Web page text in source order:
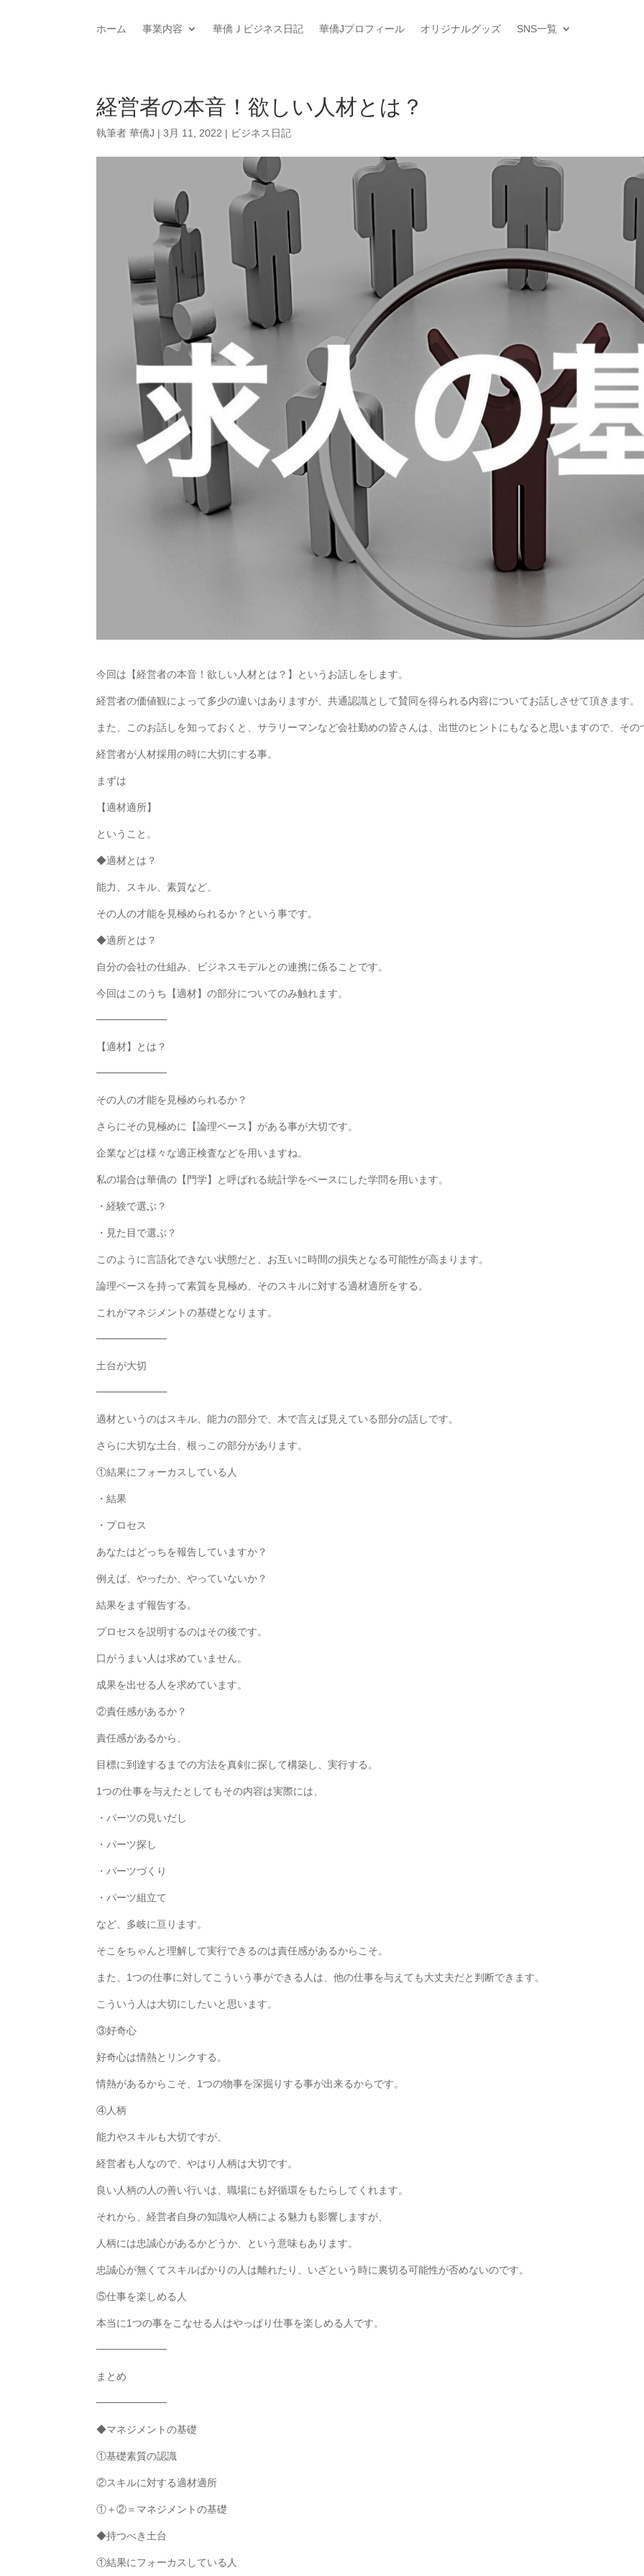
ホーム 事業内容 華僑Ｊビジネス日記 華僑Jプロフィール オリジナルグッズ SNS一覧
経営者の本音！欲しい人材とは？
執筆者華僑J |3月 11, 2022 | ビジネス日記
今回は【経営者の本音！欲しい人材とは？】というお話しをします。
経営者の価値観によって多少の違いはありますが、共通認識として賛同を得られる内容についてお話しさせて頂きます。
また、このお話しを知っておくと、サラリーマンなど会社勤めの皆さんは、出世のヒントにもなると思いますので、その
経営者が人材採用の時に大切にする事。
まずは
【適材適所】
ということ。
◆適材とは？
能力、スキル、素質など、
その人の才能を見極められるか？という事です。
◆適所とは？
自分の会社の仕組み、ビジネスモデルとの連携に係ることです。
今回はこのうち【適材】の部分についてのみ触れます。
━━━━━━━
【適材】とは？
━━━━━━━
その人の才能を見極められるか？
さらにその見極めに【論理ベース】がある事が大切です。
企業などは様々な適正検査などを用いますね。
私の場合は華僑の【門学】と呼ばれる統計学をベースにした学問を用います。
・経験で選ぶ？
・見た目で選ぶ？
このように言語化できない状態だと、お互いに時間の損失となる可能性が高まります。
論理ベースを持って素質を見極め、そのスキルに対する適材適所をする。
これがマネジメントの基礎となります。
━━━━━━━
土台が大切
━━━━━━━
適材というのはスキル、能力の部分で、木で言えば見えている部分の話しです。
さらに大切な土台、根っこの部分があります。
①結果にフォーカスしている人
・結果
・プロセス
あなたはどっちを報告していますか？
例えば、やったか、やっていないか？
結果をまず報告する。
プロセスを説明するのはその後です。
口がうまい人は求めていません。
成果を出せる人を求めています。
②責任感があるか？
責任感があるから、
目標に到達するまでの方法を真剣に探して構築し、実行する。
1つの仕事を与えたとしてもその内容は実際には、
・パーツの見いだし
・パーツ探し
・パーツづくり
・パーツ組立て
など、多岐に亘ります。
そこをちゃんと理解して実行できるのは責任感があるからこそ。
また、1つの仕事に対してこういう事ができる人は、他の仕事を与えても大丈夫だと判断できます。
こういう人は大切にしたいと思います。
③好奇心
好奇心は情熱とリンクする。
情熱があるからこそ、1つの物事を深掘りする事が出来るからです。
④人柄
能力やスキルも大切ですが、
経営者も人なので、やはり人柄は大切です。
良い人柄の人の善い行いは、職場にも好循環をもたらしてくれます。
それから、経営者自身の知識や人柄による魅力も影響しますが、
人柄には忠誠心があるかどうか、という意味もあります。
忠誠心が無くてスキルばかりの人は離れたり、いざという時に裏切る可能性が否めないのです。
⑤仕事を楽しめる人
本当に1つの事をこなせる人はやっぱり仕事を楽しめる人です。
━━━━━━━
まとめ
━━━━━━━
◆マネジメントの基礎
①基礎素質の認識
②スキルに対する適材適所
①＋②＝マネジメントの基礎
◆持つべき土台
①結果にフォーカスしている人